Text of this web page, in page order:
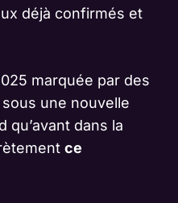
déjà confirmés et
marquée par des
une nouvelle
dans la
ce